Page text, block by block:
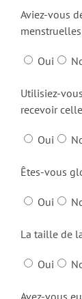
Aviez-vous
Oui
Utilisiez-
recevoir
Oui
Êtes-vous
Oui
La taille de
Oui